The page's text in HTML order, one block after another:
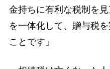
金持ちに有利な税制を
を一体化して、贈与税
ことです」